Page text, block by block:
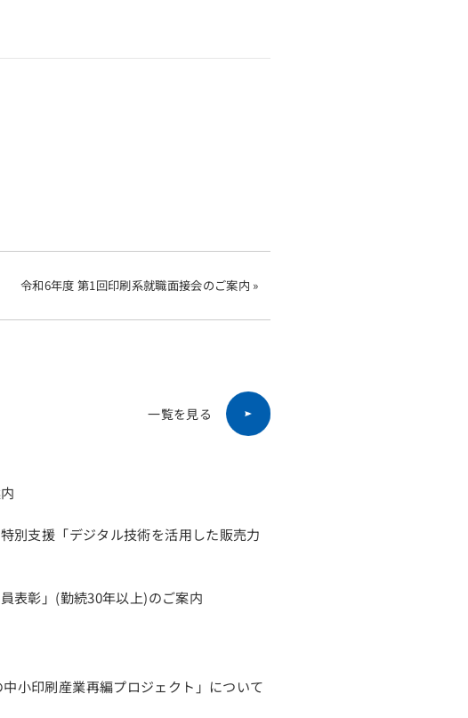
令和6年度 第1回印刷系就職面接会のご案内 »
一覧を見る
別支援「デジタル技術を活用した販売力
表彰」(勤続30年以上)のご案内
小印刷産業再編プロジェクト」について